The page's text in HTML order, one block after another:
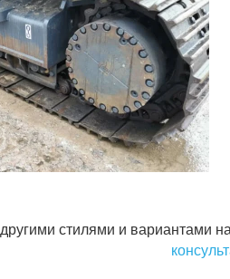
стилями и вариантами